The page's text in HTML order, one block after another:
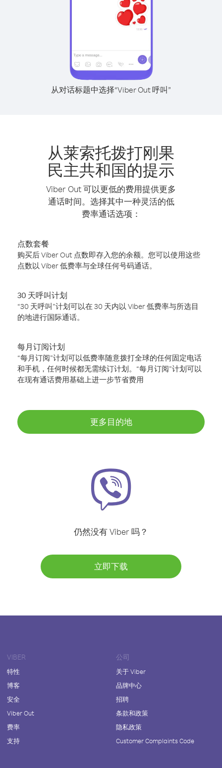
从对话标题中选择“Viber Out 呼叫”
从莱索托拨打刚果
民主共和国的提示
Viber Out 可以更低的费用提供更多
通话时间。选择其中一种灵活的低
费率通话选项：
点数套餐
购买后 Viber Out 点数即存入您的余额。您可以使用这些
点数以 Viber 低费率与全球任何号码通话。
30 天呼叫计划
“30 天呼叫”计划可以在 30 天内以 Viber 低费率与所选目
的地进行国际通话。
每月订阅计划
“每月订阅”计划可以低费率随意拨打全球的任何固定电话
和手机，任何时候都无需续订计划。“每月订阅”计划可以
在现有通话费用基础上进一步节省费用
更多目的地
仍然没有 Viber 吗？
立即下载
VIBER
特性
博客
安全
Viber Out
费率
支持
公司
关于 Viber
品牌中心
招聘
条款和政策
隐私政策
Customer Complaints Code